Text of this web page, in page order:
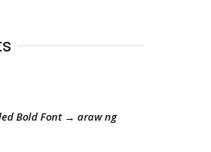
Bold Font → araw ng